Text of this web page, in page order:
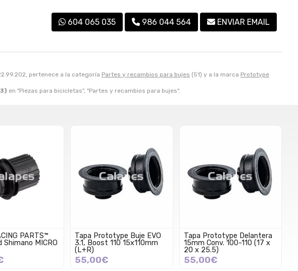
pertenece a la categoría Partes y recambios para bujes (51) y a la marca Prototype
en "Piezas para bicicletas", "Partes y recambios para bujes".
604 065 035 986 044 564 ENVIAR EMAIL
PARTS™
Shimano MICRO
Tapa Prototype Buje EVO
3.1, Boost 110 15x110mm
(L+R)
55,00€
Tapa Prototype Delantera
15mm Conv. 100-110 (17 x
20 x 25.5)
55,00€